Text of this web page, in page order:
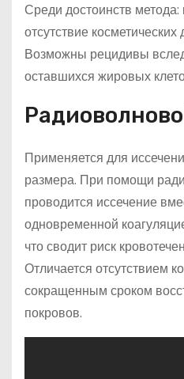
Среди достоинств метода:
отсутствие
Возможны рецидивы
оставшихся жировых
Применяется для
размера. При помощи
проводится иссечение
одновременной
что сводит риск
Отличается отсутствием
сокращенным сроком
покровов.